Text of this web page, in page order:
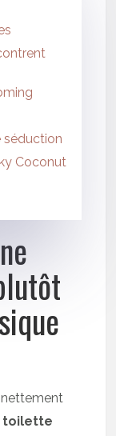
séduction
Coconut
toilette